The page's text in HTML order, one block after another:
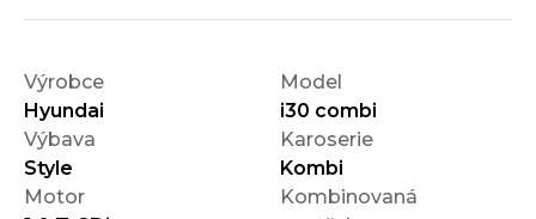
Výrobce
Hyundai
Model
i30 combi
Výbava
Style
Karoserie
Kombi
Motor
Kombinovaná